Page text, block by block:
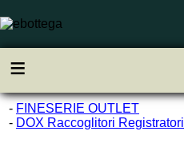
≡
- FINESERIE OUTLET
- DOX Raccoglitori Registratori